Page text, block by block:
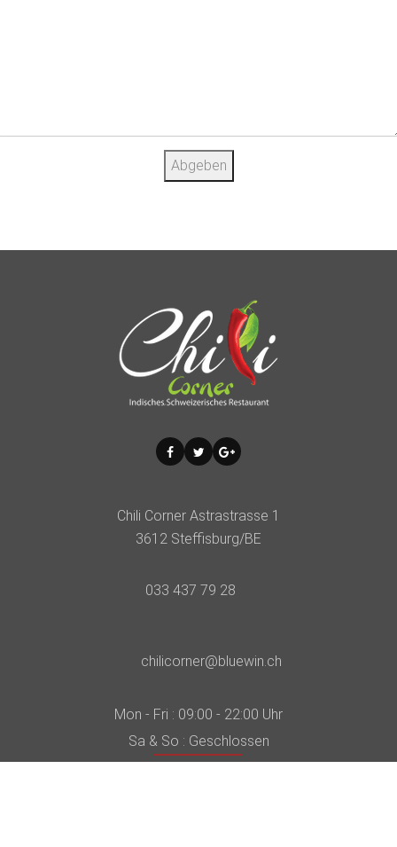
Abgeben
Chili Corner Astrastrasse 1
3612 Steffisburg/BE
033 437 79 28
chilicorner@bluewin.ch
Mon - Fri : 09:00 - 22:00 Uhr
Sa & So : Geschlossen